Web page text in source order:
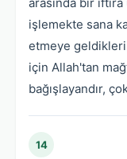
işlemekte sana
etmeye geldikleri
için Allah'tan
bağışlayandır,
14